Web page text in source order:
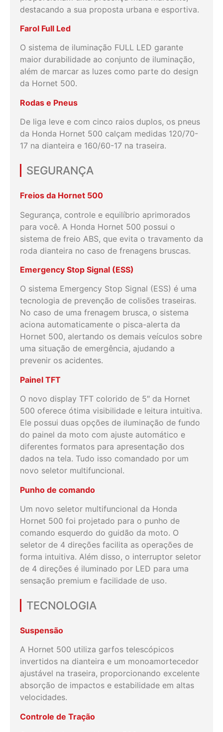
destacando a sua proposta urbana e esportiva.
Farol Full Led
O sistema de iluminação FULL LED garante
maior durabilidade ao​ conjunto de iluminação,
além de marcar as luzes como parte​ do design
da Hornet 500.
Rodas e Pneus
De liga leve e com cinco raios duplos, os pneus
da Honda Hornet 500 calçam medidas 120/70-
17 na dianteira e 160/60-17 na traseira.
SEGURANÇA
Freios da Hornet 500
Segurança, controle e equilíbrio aprimorados
para você. A Honda Hornet 500 possui o
sistema de freio ABS, que evita o travamento da
roda dianteira no caso de frenagens bruscas.
Emergency Stop Signal (ESS)
O sistema Emergency Stop Signal (ESS) é uma
tecnologia de prevenção de colisões traseiras.
No caso de uma frenagem brusca, o sistema
aciona automaticamente o pisca-alerta da
Hornet 500, alertando os demais veículos sobre
uma situação de emergência, ajudando a
prevenir os acidentes.
Painel TFT
O novo display TFT colorido de 5″ da Hornet
500 oferece ótima visibilidade e leitura intuitiva.
Ele possui duas opções de iluminação de fundo
do painel da moto com ajuste automático e
diferentes formatos para apresentação dos
dados na tela. Tudo isso comandado por um
novo seletor multifuncional.​
Punho de comando
Um novo seletor multifuncional da Honda
Hornet 500 foi projetado para o punho de
comando esquerdo do guidão da moto. O
seletor de 4 direções facilita as operações de
forma intuitiva. Além disso, o interruptor seletor
de 4 direções é iluminado por LED para uma
sensação premium e facilidade de uso.
TECNOLOGIA
Suspensão
A Hornet 500 utiliza garfos telescópicos
invertidos na dianteira e um monoamortecedor
ajustável na traseira, proporcionando excelente
absorção de impactos e estabilidade em altas
velocidades.
Controle de Tração